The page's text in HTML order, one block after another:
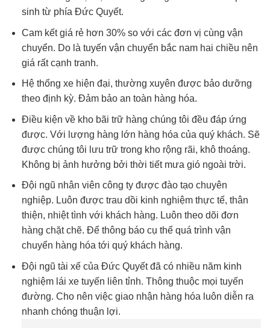
sinh từ phía Đức Quyết.
Cam kết giá rẻ hơn 30% so với các đơn vị cùng vận
chuyển. Do là tuyến vận chuyển bắc nam hai chiều nên
giá rất cạnh tranh.
Hệ thống xe hiện đại, thường xuyên được bảo dưỡng
theo định kỳ. Đảm bảo an toàn hàng hóa.
Điều kiện về kho bãi trữ hàng chúng tôi đều đáp ứng
được. Với lượng hàng lớn hàng hóa của quý khách. Sẽ
được chúng tôi lưu trữ trong kho rộng rãi, khô thoáng.
Không bị ảnh hưởng bởi thời tiết mưa gió ngoài trời.
Đội ngũ nhân viên công ty được đào tạo chuyên
nghiệp. Luôn được trau dồi kinh nghiệm thực tế, thân
thiện, nhiệt tình với khách hàng. Luôn theo dõi đơn
hàng chặt chẽ. Để thông báo cụ thể quá trình vận
chuyển hàng hóa tới quý khách hàng.
Đội ngũ tài xế của Đức Quyết đã có nhiều năm kinh
nghiệm lái xe tuyến liên tỉnh. Thông thuộc mọi tuyến
đường. Cho nên việc giao nhận hàng hóa luôn diễn ra
nhanh chóng thuận lợi.